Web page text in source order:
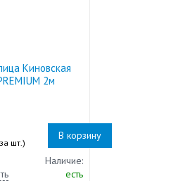
Киновская
2м
шт.)
В корзину
Наличие:
есть